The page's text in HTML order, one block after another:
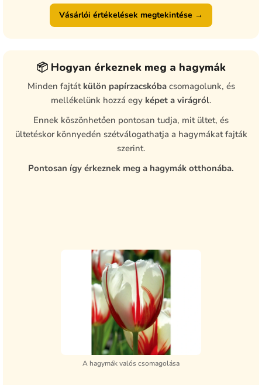
Vásárlói értékelések megtekintése →
📦 Hogyan érkeznek meg a hagymák
Minden fajtát külön papírzacskóbacsomagolunk, és
mellékelünk hozzá egy képet a virágról.
Ennek köszönhetően pontosan tudja, mit ültet, és
ültetéskor könnyedén szétválogathatja a hagymákat fajták
szerint.
Pontosan így érkeznek meg a hagymák otthonába.
A hagymák valós csomagolása